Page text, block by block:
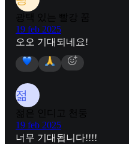
광택 있는 빨강 꿈
19 feb 2025
오오 기대되네요!
젊
젊은 인디고 천둥
19 feb 2025
너무 기대됩니다!!!!